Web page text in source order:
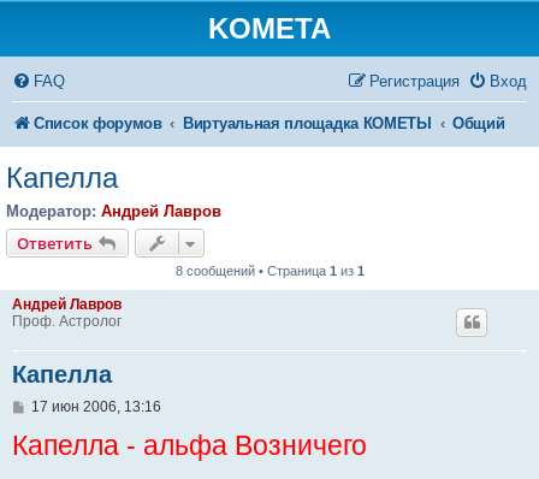
KOMETA
FAQ Вход
Регистрация
Список форумов Виртуальная площадка КОМЕТЫ Общий
Капелла
Модератор: Андрей Лавров
Ответить
8 сообщений • Страница 1 из 1
Андрей Лавров
Проф. Астролог
Капелла
С
о
б
17 июн 2006, 13:16
Капелла - альфа Возничего